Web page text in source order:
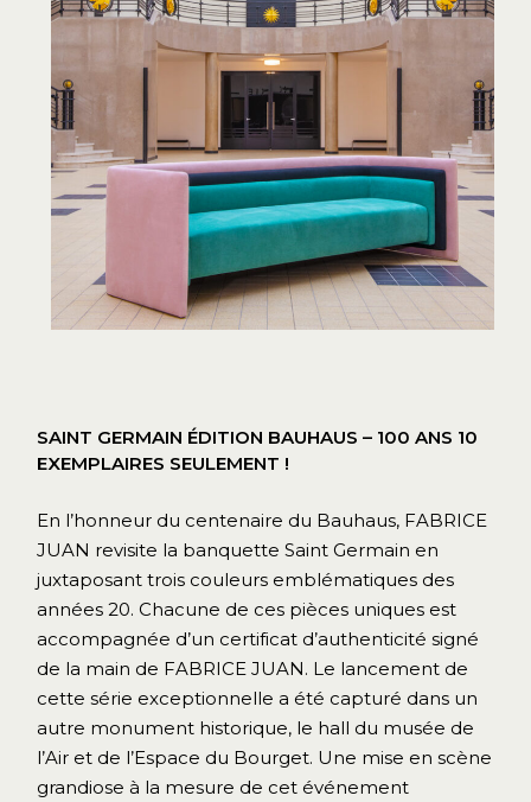
SAINT GERMAIN ÉDITION BAUHAUS – 100 ANS 10
EXEMPLAIRES SEULEMENT !
En l’honneur du centenaire du Bauhaus, FABRICE
JUAN revisite la banquette Saint Germain en
juxtaposant trois couleurs emblématiques des
années 20. Chacune de ces pièces uniques est
accompagnée d’un certificat d’authenticité signé
de la main de FABRICE JUAN. Le lancement de
cette série exceptionnelle a été capturé dans un
autre monument historique, le hall du musée de
l’Air et de l’Espace du Bourget. Une mise en scène
grandiose à la mesure de cet événement